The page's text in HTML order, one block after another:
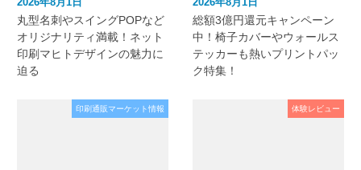
丸型名刺やスイングPOPなど
オリジナリティ満載！ネット
印刷マヒトデザインの魅力に
迫る
総額3億円還元キャンペーン
中！椅子カバーやウォールス
テッカーも熱いプリントパッ
ク特集！
印刷通販マーケット情報 体験レビュー